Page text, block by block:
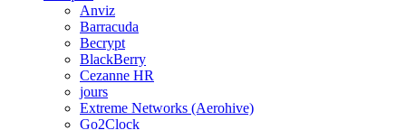
Anviz
Barracuda
Becrypt
BlackBerry
Cezanne HR
jours
Extreme Networks (Aerohive)
Go2Clock